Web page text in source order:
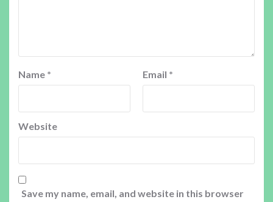
Name * Email *
Website
Save my name, email, and website in this browser